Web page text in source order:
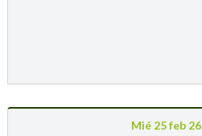
Mié 25 feb 26